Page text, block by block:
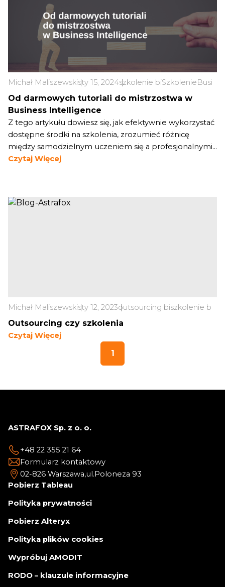
Michał Maliszewskisty 15, 2024szkolenie biSzkolenie
Od darmowych tutoriali do mistrzostwa w
Business Intelligence
Z tego artykułu dowiesz się, jak efektywnie wykorzystać
dostępne środki na szkolenia, zrozumieć różnicę
między samodzielnym uczeniem się a profesjonalnymi...
Czytaj Więcej
Michał Maliszewskisty 12, 2023outsourcing biszkolenie bi
Outsourcing czy szkolenia
Czytaj Więcej
1
ASTRAFOX Sp. z o. o.
+48 22 355 21 64
Formularz kontaktowy
02-826 Warszawa,ul.Poloneza 93
Pobierz Tableau
Polityka prywatności
Pobierz Alteryx
Polityka plików cookies
Wypróbuj AMODIT
RODO – klauzule informacyjne